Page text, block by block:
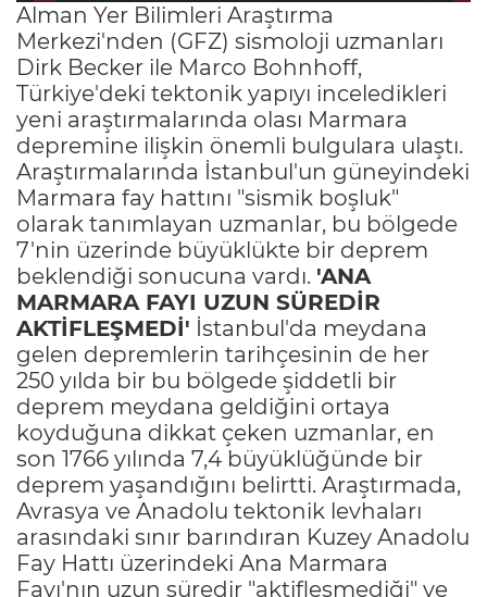
Alman Yer Bilimleri Araştırma
Merkezi'nden (GFZ) sismoloji uzmanları
Dirk Becker ile Marco Bohnhoff,
Türkiye'deki tektonik yapıyı inceledikleri
yeni araştırmalarında olası Marmara
depremine ilişkin önemli bulgulara ulaştı.
Araştırmalarında İstanbul'un güneyindeki
Marmara fay hattını "sismik boşluk"
olarak tanımlayan uzmanlar, bu bölgede
7'nin üzerinde büyüklükte bir deprem
beklendiği sonucuna vardı. 'ANA
MARMARA FAYI UZUN SÜREDİR
AKTİFLEŞMEDİ' İstanbul'da meydana
gelen depremlerin tarihçesinin de her
250 yılda bir bu bölgede şiddetli bir
deprem meydana geldiğini ortaya
koyduğuna dikkat çeken uzmanlar, en
son 1766 yılında 7,4 büyüklüğünde bir
deprem yaşandığını belirtti. Araştırmada,
Avrasya ve Anadolu tektonik levhaları
arasındaki sınır barındıran Kuzey Anadolu
Fay Hattı üzerindeki Ana Marmara
Fayı'nın uzun süredir "aktifleşmediği" ve